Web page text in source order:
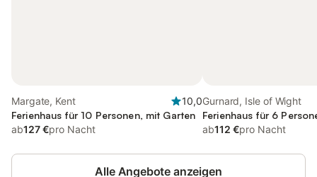
Margate, Kent
10,0
Ferienhaus für 10 Personen, mit Garten
ab127 €pro Nacht
Gurnard, Isle of Wight
Ferienhaus für 6
ab112 €pro Nacht
Alle Angebote anzeigen